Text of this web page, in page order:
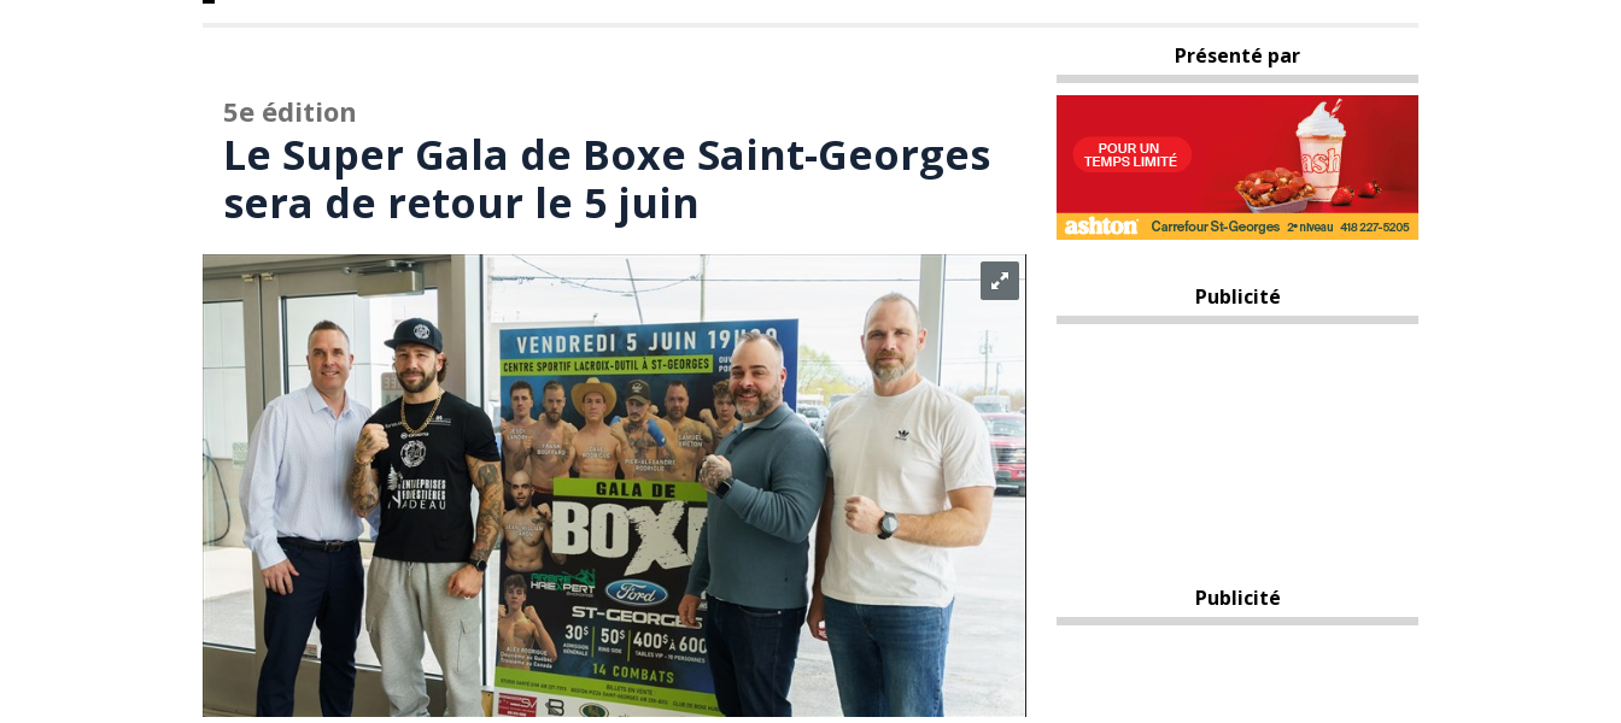
5e édition
Le Super Gala de Boxe Saint-Georges
sera de retour le 5 juin
Présenté par
Publicité
Publicité